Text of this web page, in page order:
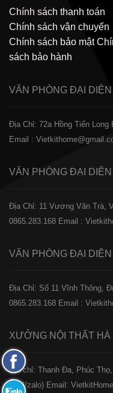
Chính sách thanh toán
Chính sách vận chuyển
Chính sách bảo mật
sách bảo hành
VĂN PHÒNG ĐẠI DIỆN
Địa Chỉ: 72a Hồng Tiến Long
Email :
VĂN PHÒNG ĐẠI DIỆN
Địa Chỉ: 11 Vương Văn Trà,
0865.283.168 Email :
VĂN PHÒNG ĐẠI DIỆN
Địa Chỉ: Số 11 Vĩnh Thông,
0865.283.168 Email :
XƯỞNG NỘI THẤT HÀ
️Địa chỉ: Thanh Đa, Phúc
(Call/zalo) Email:
Fanpage
Facebook